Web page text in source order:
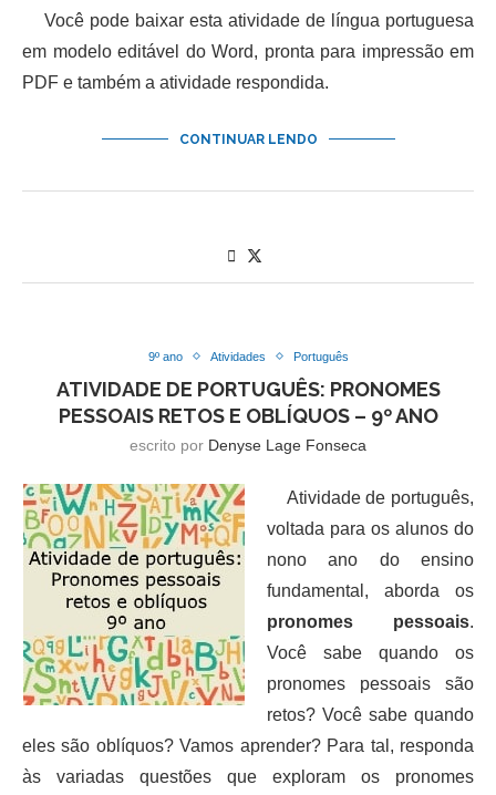
Você pode baixar esta atividade de língua portuguesa
em modelo editável do Word, pronta para impressão em
PDF e também a atividade respondida.
CONTINUAR LENDO
9º ano Atividades Português
ATIVIDADE DE PORTUGUÊS: PRONOMES
PESSOAIS RETOS E OBLÍQUOS – 9º ANO
escrito por Denyse Lage Fonseca
Atividade de português,
voltada para os alunos do
nono ano do ensino
fundamental, aborda os
pronomes pessoais.
Você sabe quando os
pronomes pessoais são
retos? Você sabe quando
eles são oblíquos? Vamos aprender? Para tal, responda
às variadas questões que exploram os pronomes